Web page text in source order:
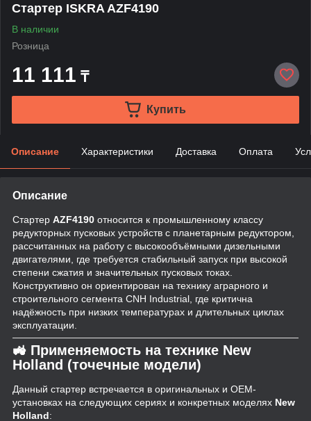
Стартер ISKRA AZF4190
В наличии
Розница
11 111 ₸
Купить
Описание Характеристики Доставка Оплата
Описание
Стартер AZF4190 относится к промышленному классу
редукторных пусковых устройств с планетарным редуктором,
рассчитанных на работу с высокообъёмными дизельными
двигателями, где требуется стабильный запуск при высокой
степени сжатия и значительных пусковых токах.
Конструктивно он ориентирован на технику аграрного и
строительного сегмента CNH Industrial, где критична
надёжность при низких температурах и длительных циклах
эксплуатации.
🚜 Применяемость на технике New
Holland (точечные модели)
Данный стартер встречается в оригинальных и OEM-
установках на следующих сериях и конкретных моделях New
Holland: